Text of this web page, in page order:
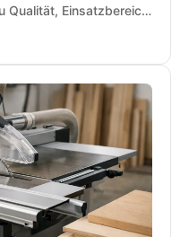
Qualität, Einsatzbereich,